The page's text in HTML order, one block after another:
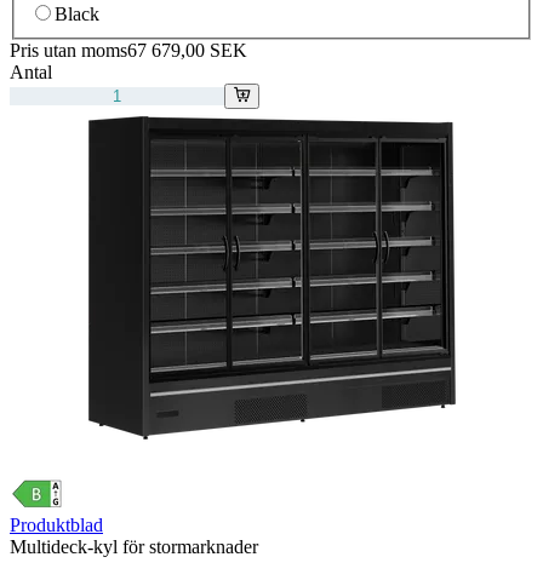
Black
Pris utan moms67 679,00 SEK
Antal
Produktblad
Multideck-kyl för stormarknader